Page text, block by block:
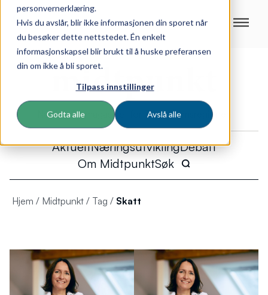
personvernerklæring.
Hvis du avslår, blir ikke informasjonen din sporet når
du besøker dette nettstedet. Én enkelt
informasjonskapsel blir brukt til å huske preferansen
din om ikke å bli sporet.
Tilpass innstillinger
Godta alle Avslå alle
Næringslivsmagasinet for Trondheimsregionen
AktueltNæringsutviklingDebatt
Om MidtpunktSøk
Hjem / Midtpunkt / Tag / Skatt